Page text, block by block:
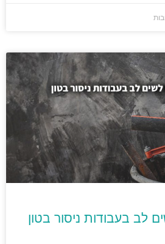
לב בעבודות ניסור בטון